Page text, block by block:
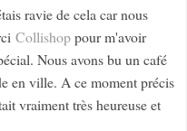
ravie de cela car nous
Collishoppour m'avoir
Nous avons bu un café
en ville. A ce moment précis
vraiment très heureuse et